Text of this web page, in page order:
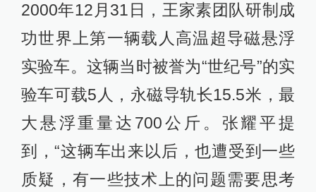
2000年12月31日，王家素团队研制成
功世界上第一辆载人高温超导磁悬浮
实验车。这辆当时被誉为“世纪号”的实
验车可载5人，永磁导轨长15.5米，最
大悬浮重量达700公斤。张耀平提
到，“这辆车出来以后，也遭受到一些
质疑，有一些技术上的问题需要思考